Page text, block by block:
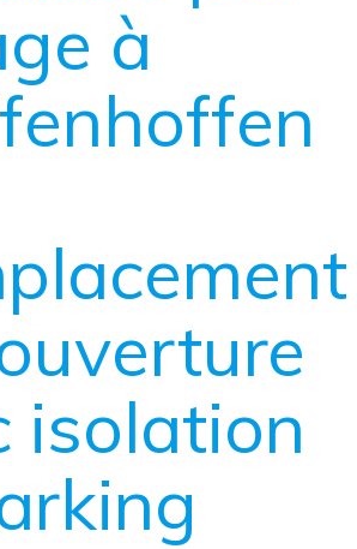
à
isolation